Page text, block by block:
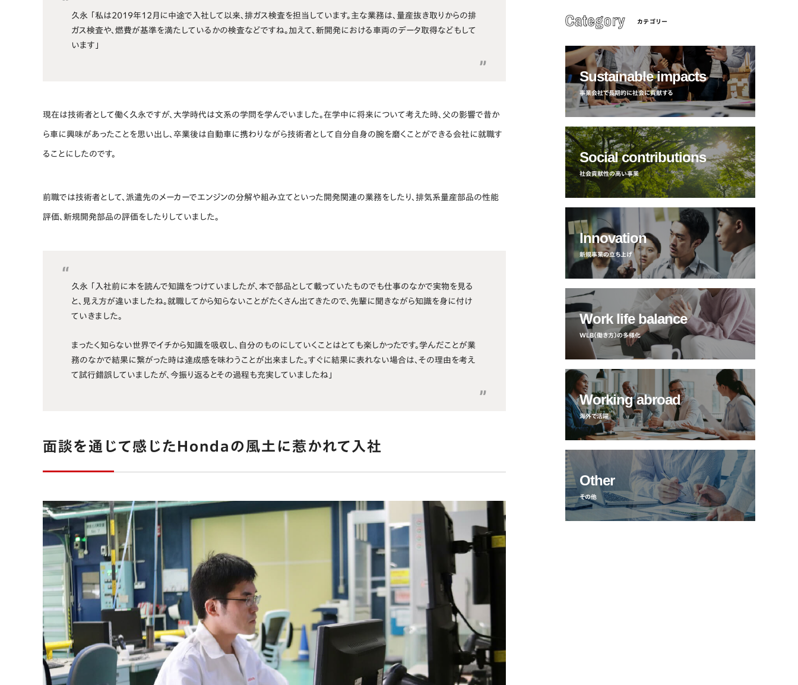
久永 「私は2019年12月に中途で入社して以来、排ガス検査を担当しています。主な業務は、量産抜き取りからの排
ガス検査や、燃費が基準を満たしているかの検査などですね。加えて、新開発における車両のデータ取得などもして
います」
現在は技術者として働く久永ですが、大学時代は文系の学問を学んでいました。在学中に将来について考えた時、父の影響で昔か
ら車に興味があったことを思い出し、卒業後は自動車に携わりながら技術者として自分自身の腕を磨くことができる会社に就職す
ることにしたのです。
前職では技術者として、派遣先のメーカーでエンジンの分解や組み立てといった開発関連の業務をしたり、排気系量産部品の性能
評価、新規開発部品の評価をしたりしていました。
久永 「入社前に本を読んで知識をつけていましたが、本で部品として載っていたものでも仕事のなかで実物を見る
と、見え方が違いましたね。就職してから知らないことがたくさん出てきたので、先輩に聞きながら知識を身に付け
ていきました。
まったく知らない世界でイチから知識を吸収し、自分のものにしていくことはとても楽しかったです。学んだことが業
務のなかで結果に繋がった時は達成感を味わうことが出来ました。すぐに結果に表れない場合は、その理由を考え
て試行錯誤していましたが、今振り返るとその過程も充実していましたね」
面談を通じて感じたHondaの風土に惹かれて入社
カテゴリー
Sustainable impacts
事業会社で長期的に社会に貢献する
Social contributions
社会貢献性の高い事業
Innovation
新規事業の立ち上げ
Work life balance
WLB（働き方）の多様化
Working abroad
海外で活躍
Other
その他